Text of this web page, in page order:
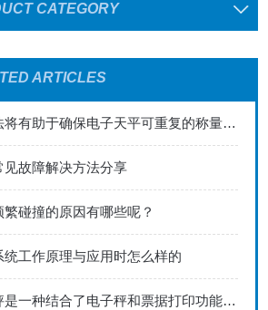
CATEGORY
ARTICLES
哪些因素或做法将有助于确保电子天平可重复的称量结果？
见故障解决方法分享
碰撞的原因有哪些呢？
统工作原理与应用时怎么样的
票据打印电子秤是一种结合了电子秤和票据打印功能的设备